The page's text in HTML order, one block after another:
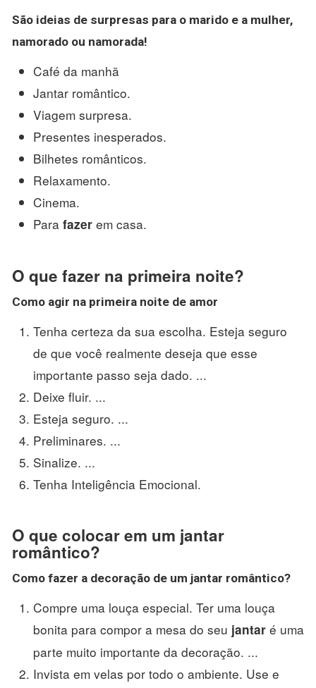
São ideias de surpresas para o marido e a mulher,
namorado ou namorada!
Café da manhã
Jantar romântico.
Viagem surpresa.
Presentes inesperados.
Bilhetes românticos.
Relaxamento.
Cinema.
Para fazer em casa.
O que fazer na primeira noite?
Como agir na primeira noite de amor
Tenha certeza da sua escolha. Esteja seguro
de que você realmente deseja que esse
importante passo seja dado. ...
Deixe fluir. ...
Esteja seguro. ...
Preliminares. ...
Sinalize. ...
Tenha Inteligência Emocional.
O que colocar em um jantar
romântico?
Como fazer a decoração de um jantar romântico?
Compre uma louça especial. Ter uma louça
bonita para compor a mesa do seu jantar é uma
parte muito importante da decoração. ...
Invista em velas por todo o ambiente. Use e